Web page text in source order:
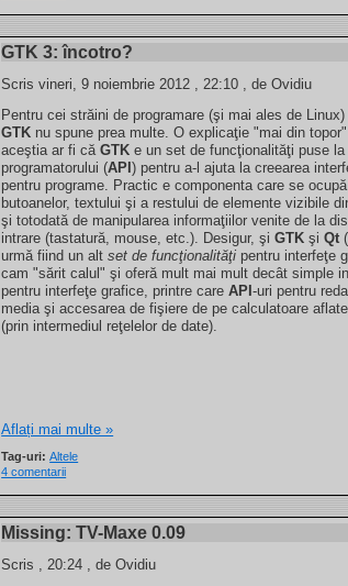
GTK 3: încotro?
Scris vineri, 9 noiembrie 2012 , 22:10 , de Ovidiu
Pentru cei străini de programare (şi mai ales de Linux)
GTK nu spune prea multe. O explicaţie "mai din
aceştia ar fi căGTK e un set de funcţionalităţi puse
programatorului (API) pentru a-l ajuta la creearea
pentru programe. Practic e componenta care se
butoanelor, textului şi a restului de elemente vizibile
şi totodată de manipularea informaţiilor venite de la
intrare (tastatură, mouse, etc.). Desigur, şiGTK şiQt
urmă fiind un altset de funcţionalităţi pentru interfeţe
cam "sărit calul" şi oferă mult mai mult decât simple
pentru interfeţe grafice, printre careAPI-uri pentru
media şi accesarea de fişiere de pe calculatoare
(prin intermediul reţelelor de date).
Aflați mai multe »
Tag-uri:Altele
4 comentarii
Missing: TV-Maxe 0.09
Scris , 20:24 , de Ovidiu